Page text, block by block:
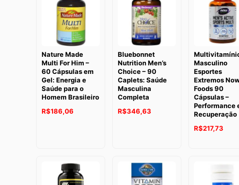
Nature Made
Multi For Him –
60 Cápsulas em
Gel: Energia e
Saúde para o
Homem Brasileiro
R$186,06
Bluebonnet
Nutrition Men’s
Choice – 90
Caplets: Saúde
Masculina
Completa
R$346,63
Masculino
Esportes
Extremos
Foods 90
Cápsulas –
Performance
Recuperação
R$217,73